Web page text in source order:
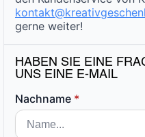
gerne weiter!
HABEN SIE EINE
UNS EINE E-MAIL
Nachname *